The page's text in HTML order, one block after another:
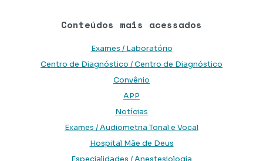
Conteúdos mais acessados
Exames / Laboratório
Centro de Diagnóstico / Centro de Diagnóstico
Convênio
APP
Notícias
Exames / Audiometria Tonal e Vocal
Hospital Mãe de Deus